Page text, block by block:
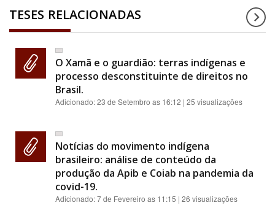
TESES RELACIONADAS
O Xamã e o guardião: terras indígenas e
processo desconstituinte de direitos no
Brasil.
Adicionado:23 de Setembro as 16:12 | 25 visualizações
Notícias do movimento indígena
brasileiro: análise de conteúdo da
produção da Apib e Coiab na pandemia da
covid-19.
Adicionado:7 de Fevereiro as 11:15 | 26 visualizações